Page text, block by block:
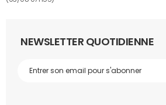
NEWSLETTER QUOTIDIENNE